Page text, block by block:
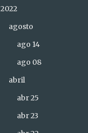
2022
agosto
ago 14
ago 08
abril
abr 25
abr 23